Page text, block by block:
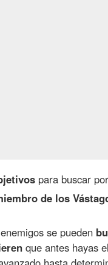
para buscar
de los
se pueden
que antes hayas